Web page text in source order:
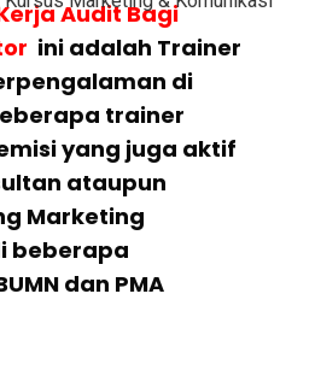
Audit Bagi
ini adalah Trainer
di
trainer
yang juga aktif
ataupun
Marketing
beberapa
dan PMA